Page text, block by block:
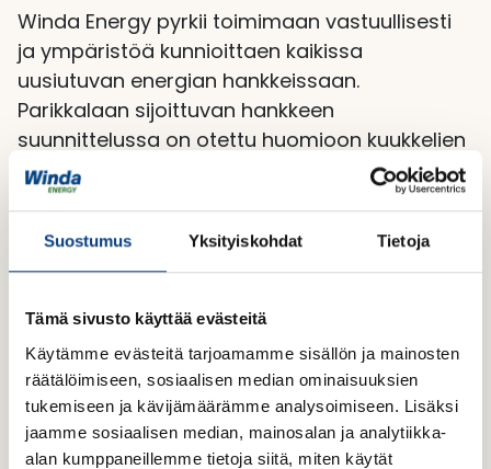
Suostumus Yksityiskohdat Tietoja
Tämä sivusto käyttää evästeitä
Käytämme evästeitä tarjoamamme sisällön ja mainosten
räätälöimiseen, sosiaalisen median ominaisuuksien
tukemiseen ja kävijämäärämme analysoimiseen. Lisäksi
jaamme sosiaalisen median, mainosalan ja analytiikka-
alan kumppaneillemme tietoja siitä, miten käytät
Winda Energy pyrkii toimimaan vastuullisesti
ja ympäristöä kunnioittaen kaikissa
uusiutuvan energian hankkeissaan.
Parikkalaan sijoittuvan hankkeen
suunnittelussa on otettu huomioon kuukkelien
esiintyminen Parikkalan alueella jo
hankekehityksen esiselvitysvaiheessa.
Yrityksessämme työskentelee monen alan
asiantuntijoita, ja meillä on vankka sisäinen
ympäristöselvitysten tekemistä varten.
Hyödynnämme selvitystöissä myös eri alojen
päteviä konsultteja, jotta hankkeemme
toteutuvat mahdollisimman vastuullisesti.
Luontoselvitykset ovat oleellinen ja tärkeä osa